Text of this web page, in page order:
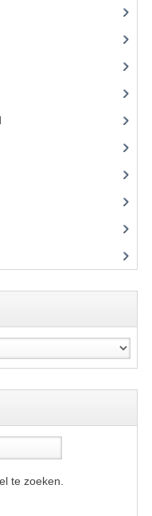
te zoeken.